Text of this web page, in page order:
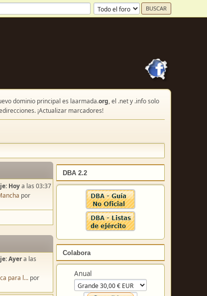
dominio principal es laarmada.org, el .net y .info solo
¡Actualizar marcadores!
DBA 2.2
Colabora
Anual
Hoya las 03:37
por
Ayera las
para l... por